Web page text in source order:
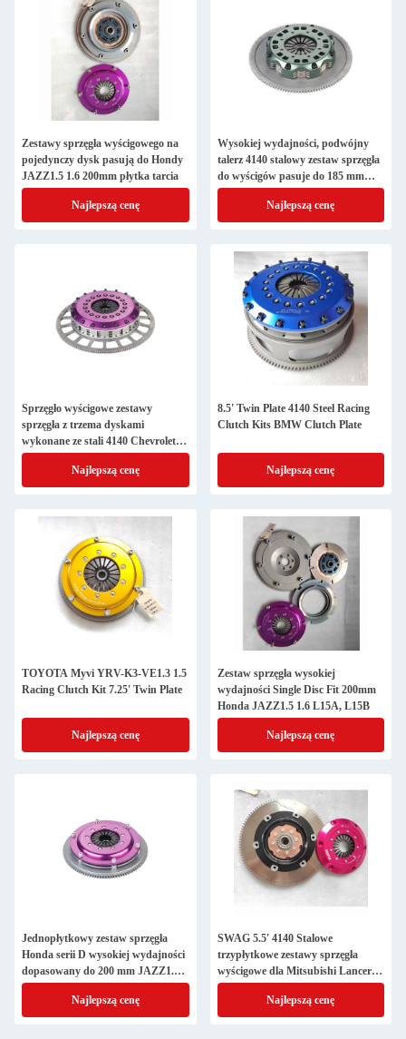
Zestawy sprzęgła wyścigowego na
pojedynczy dysk pasują do Hondy
JAZZ1.5 1.6 200mm płytka tarcia
Najlepszą cenę
Wysokiej wydajności, podwójny
talerz 4140 stalowy zestaw sprzęgła
do wyścigów pasuje do 185 mm
Subaru EJ20 EJ25
Najlepszą cenę
Sprzęgło wyścigowe zestawy
sprzęgła z trzema dyskami
wykonane ze stali 4140 Chevrolet
LS3 215mm
Najlepszą cenę
8.5' Twin Plate 4140 Steel Racing
Clutch Kits BMW Clutch Plate
Najlepszą cenę
TOYOTA Myvi YRV-K3-VE1.3 1.5
Racing Clutch Kit 7.25' Twin Plate
Najlepszą cenę
Zestaw sprzęgła wysokiej
wydajności Single Disc Fit 200mm
Honda JAZZ1.5 1.6 L15A, L15B
Najlepszą cenę
Jednopłytkowy zestaw sprzęgła
Honda serii D wysokiej wydajności
dopasowany do 200 mm JAZZ1.5
1.6
Najlepszą cenę
SWAG 5.5' 4140 Stalowe
trzypłytkowe zestawy sprzęgła
wyścigowe dla Mitsubishi Lancer
4G93
Najlepszą cenę